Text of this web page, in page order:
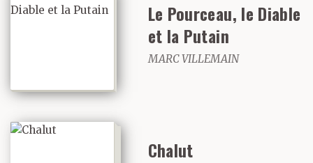
Luke a dit : Original !
Bon sang, il avait viré
cintré, mec, totalement
cintré, y a pas de doute
Le Pourceau, le Diable
et la Putain
MARC VILLEMAIN
Chalut